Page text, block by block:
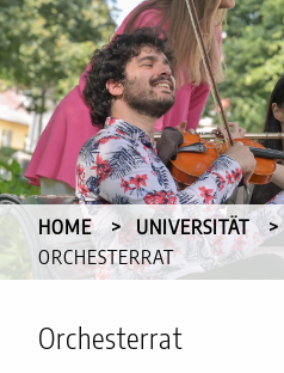
HOME UNIVERSITÄT
CURRENT:
ORCHESTERRAT
Orchesterrat